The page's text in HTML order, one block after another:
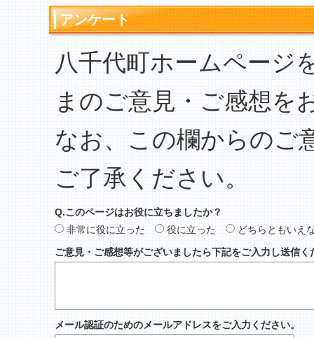
アンケート
八千代町ホームページ
まのご意見・ご感想を
なお、この欄からのご
ご了承ください。
Q.このページはお役に立ちましたか？
非常に役に立った
役に立った
どちらともいえ
ご意見・ご感想等がございましたら下記をご入力し送信く
メール認証のためのメールアドレスをご入力ください。